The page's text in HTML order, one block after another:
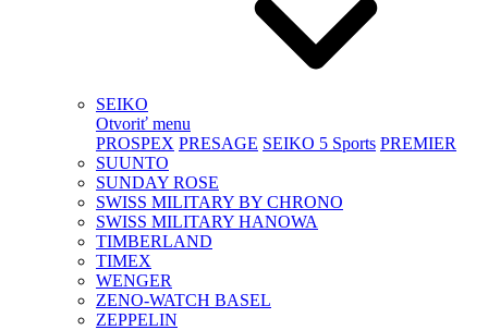
SEIKO
Otvoriť menu
PROSPEX PRESAGE SEIKO 5 Sports PREMIER
SUUNTO
SUNDAY ROSE
SWISS MILITARY BY CHRONO
SWISS MILITARY HANOWA
TIMBERLAND
TIMEX
WENGER
ZENO-WATCH BASEL
ZEPPELIN